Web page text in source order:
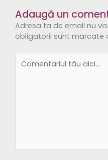
Adaugă un
Adresa ta de email nu
obligatorii sunt marcate
tău